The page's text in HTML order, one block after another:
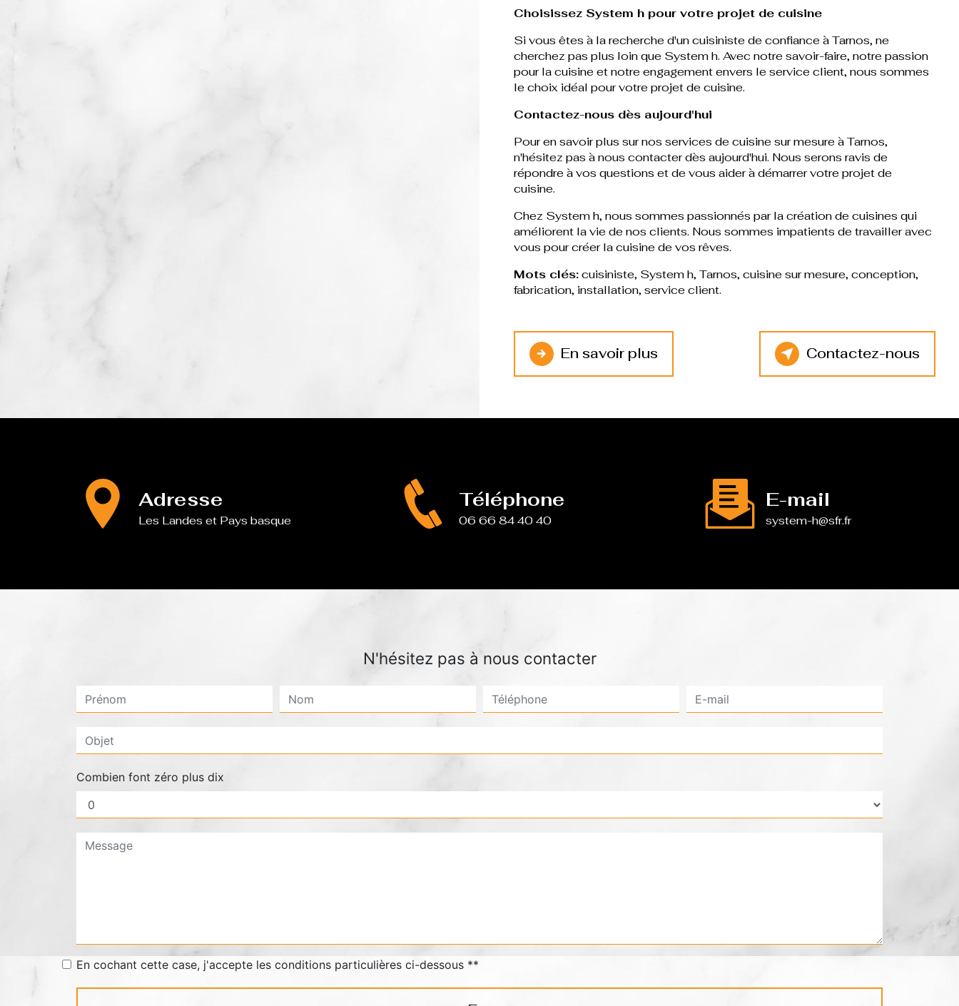
Choisissez System h pour votre projet de cuisine
Si vous êtes à la recherche d'un cuisiniste de confiance à Tarnos, ne
cherchez pas plus loin que System h. Avec notre savoir-faire, notre passion
pour la cuisine et notre engagement envers le service client, nous sommes
le choix idéal pour votre projet de cuisine.
Contactez-nous dès aujourd'hui
Pour en savoir plus sur nos services de cuisine sur mesure à Tarnos,
n'hésitez pas à nous contacter dès aujourd'hui. Nous serons ravis de
répondre à vos questions et de vous aider à démarrer votre projet de
cuisine.
Chez System h, nous sommes passionnés par la création de cuisines qui
améliorent la vie de nos clients. Nous sommes impatients de travailler avec
vous pour créer la cuisine de vos rêves.
Mots clés:cuisiniste, System h, Tarnos, cuisine sur mesure, conception,
fabrication, installation, service client.
En savoir plus Contactez-nous
Adresse
Les Landes et Pays basque
Téléphone
06 66 84 40 40
E-mail
system-h@sfr.fr
N'hésitez pas à nous contacter
Combien font zéro plus dix
En cochant cette case, j'accepte les conditions particulières ci-dessous **